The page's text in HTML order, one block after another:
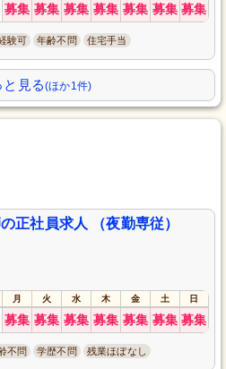
募集 募集 募集 募集 募集 募集 募集
験可 年齢不問 住宅手当
と見る(ほか1件)
正社員求人 （夜勤専従）
月 火 水 木 金 土 日
募集 募集 募集 募集 募集 募集 募集
不問 学歴不問 残業ほぼなし